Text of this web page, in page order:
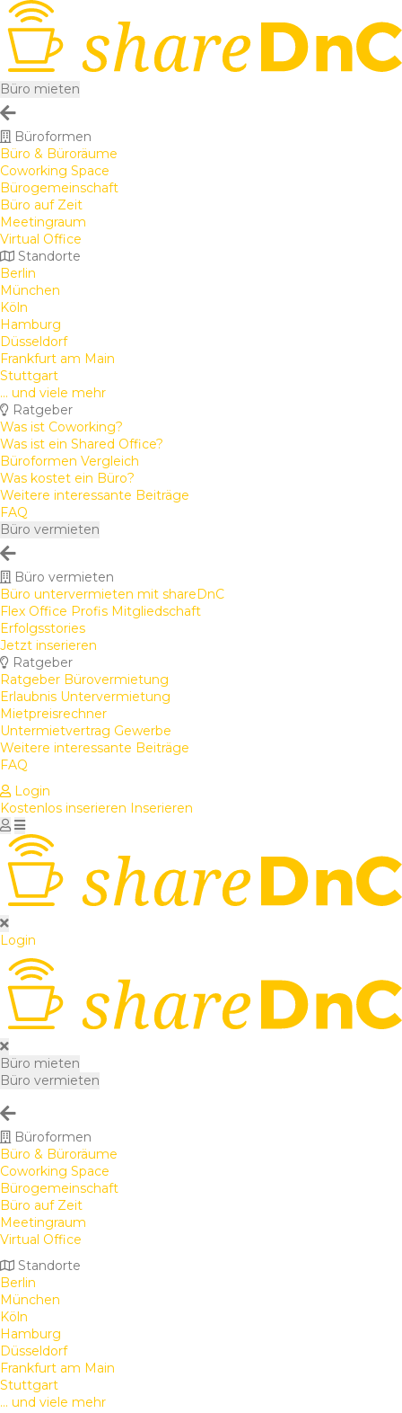
Büro mieten
Büroformen
Büro & Büroräume
Coworking Space
Bürogemeinschaft
Büro auf Zeit
Meetingraum
Virtual Office
Standorte
Berlin
München
Köln
Hamburg
Düsseldorf
Frankfurt am Main
Stuttgart
... und viele mehr
Ratgeber
Was ist Coworking?
Was ist ein Shared Office?
Büroformen Vergleich
Was kostet ein Büro?
Weitere interessante Beiträge
FAQ
Büro vermieten
Büro vermieten
Büro untervermieten mit shareDnC
Flex Office Profis Mitgliedschaft
Erfolgsstories
Jetzt inserieren
Ratgeber
Ratgeber Bürovermietung
Erlaubnis Untervermietung
Mietpreisrechner
Untermietvertrag Gewerbe
Weitere interessante Beiträge
FAQ
Login
Kostenlos inserieren Inserieren
Login
Büro mieten
Büro vermieten
Büroformen
Büro & Büroräume
Coworking Space
Bürogemeinschaft
Büro auf Zeit
Meetingraum
Virtual Office
Standorte
Berlin
München
Köln
Hamburg
Düsseldorf
Frankfurt am Main
Stuttgart
... und viele mehr